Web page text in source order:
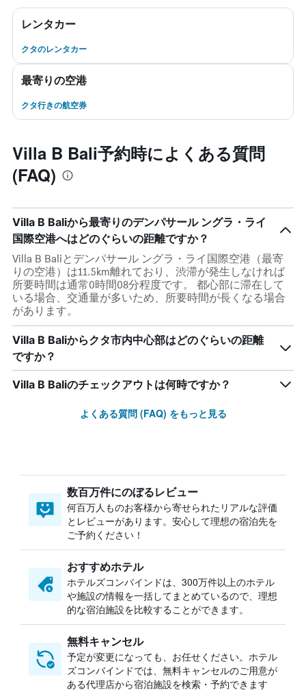
レンタカー
クタのレンタカー
最寄りの空港
クタ行きの航空券
Villa B Bali予約時によくある質問
(FAQ)
Villa B Baliから最寄りのデンパサール ングラ・ライ
国際空港へはどのぐらいの距離ですか？
Villa B Baliとデンパサール ングラ・ライ国際空港（最寄
りの空港）は11.5km離れており、渋滞が発生しなければ
所要時間は通常0時間08分程度です。 都心部に滞在して
いる場合、交通量が多いため、所要時間が長くなる場合
があります。
Villa B Baliからクタ市内中心部はどのぐらいの距離
ですか？
Villa B Baliのチェックアウトは何時ですか？
よくある質問 (FAQ) をもっと見る
数百万件にのぼるレビュー
何百万人ものお客様から寄せられたリアルな評価
とレビューがあります。安心して理想の宿泊先を
ご予約ください！
おすすめホテル
ホテルズコンバインドは、300万件以上のホテル
や施設の情報を一括してまとめているので、理想
的な宿泊施設を比較することができます。
無料キャンセル
予定が変更になっても、お任せください。ホテル
ズコンバインドでは、無料キャンセルのご用意が
ある代理店から宿泊施設を検索・予約できます